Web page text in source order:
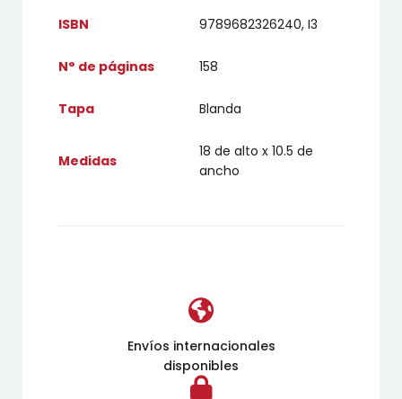
ISBN 9789682326240, I3
N° de páginas 158
Tapa Blanda
Medidas
18 de alto x 10.5 de
ancho
Envíos internacionales
disponibles